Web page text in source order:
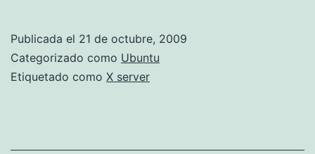
Publicada el 21 de octubre, 2009
Categorizado como Ubuntu
Etiquetado como X server